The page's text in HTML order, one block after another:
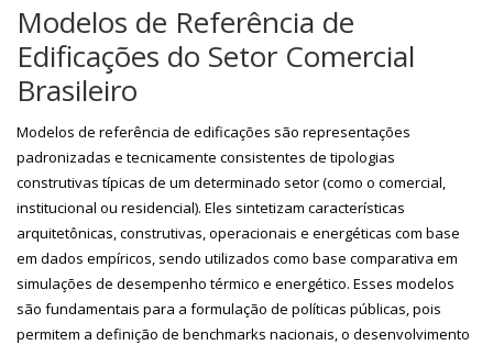
Modelos de Referência de
Edificações do Setor Comercial
Brasileiro
Modelos de referência de edificações são representações
padronizadas e tecnicamente consistentes de tipologias
construtivas típicas de um determinado setor (como o comercial,
institucional ou residencial). Eles sintetizam características
arquitetônicas, construtivas, operacionais e energéticas com base
em dados empíricos, sendo utilizados como base comparativa em
simulações de desempenho térmico e energético. Esses modelos
são fundamentais para a formulação de políticas públicas, pois
permitem a definição de benchmarks nacionais, o desenvolvimento